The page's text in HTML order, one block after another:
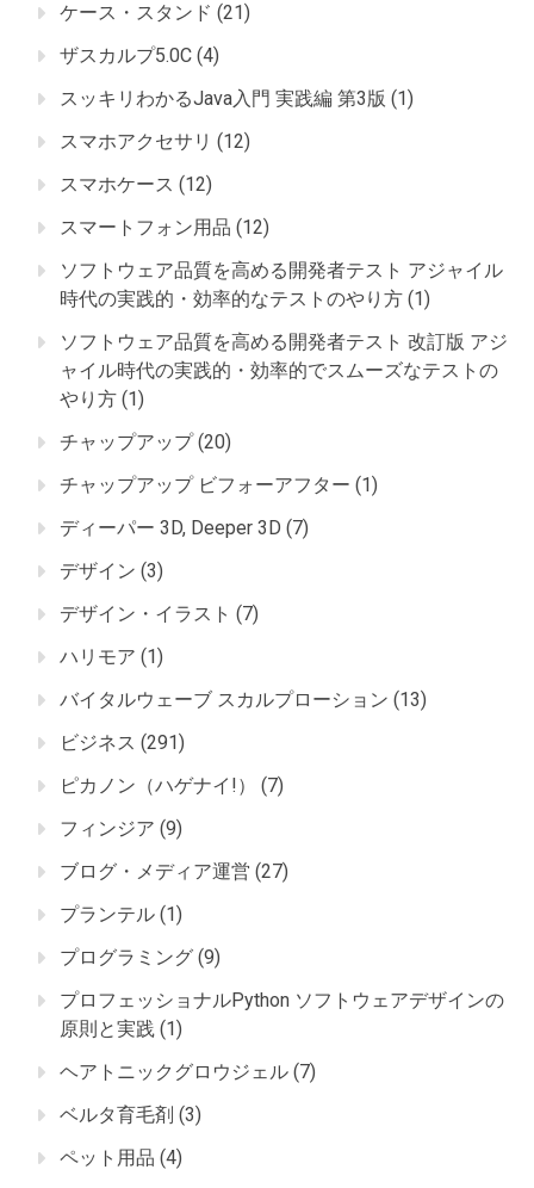
ケース・スタンド (21)
ザスカルプ5.0C (4)
スッキリわかるJava入門 実践編 第3版 (1)
スマホアクセサリ (12)
スマホケース (12)
スマートフォン用品 (12)
ソフトウェア品質を高める開発者テスト アジャイル
時代の実践的・効率的なテストのやり方 (1)
ソフトウェア品質を高める開発者テスト 改訂版 アジ
ャイル時代の実践的・効率的でスムーズなテストの
やり方 (1)
チャップアップ(20)
チャップアップ ビフォーアフター (1)
ディーパー 3D, Deeper 3D (7)
デザイン (3)
デザイン・イラスト (7)
ハリモア (1)
バイタルウェーブ スカルプローション (13)
ビジネス (291)
ピカノン（ハゲナイ!）
(7)
フィンジア (9)
ブログ・メディア運営 (27)
プランテル (1)
プログラミング (9)
プロフェッショナルPython ソフトウェアデザインの
原則と実践 (1)
ヘアトニックグロウジェル (7)
ベルタ育毛剤 (3)
ペット用品 (4)